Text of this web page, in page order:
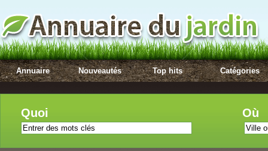
Annuaire Nouveautés Top hits Catégories
Quoi Où